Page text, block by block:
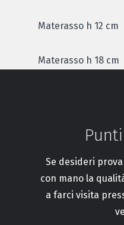
Materasso h 12 cm
Materasso h 18 cm
Se desideri
con mano la
a farci visita